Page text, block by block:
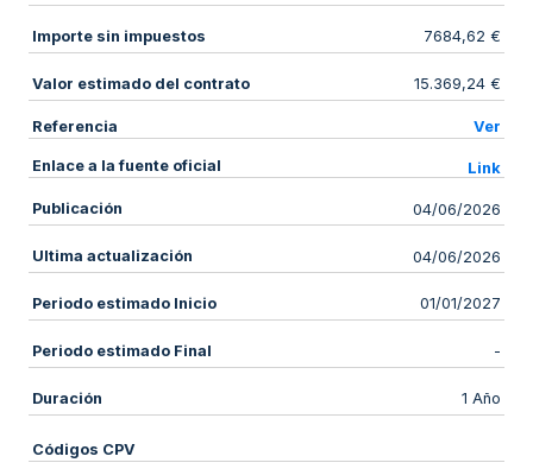
Importe sin impuestos 7684,62 €
Valor estimado del contrato 15.369,24 €
Referencia Ver
Enlace a la fuente oficial Link
Publicación 04/06/2026
Ultima actualización 04/06/2026
Periodo estimado Inicio 01/01/2027
Periodo estimado Final -
Duración 1 Año
Códigos CPV